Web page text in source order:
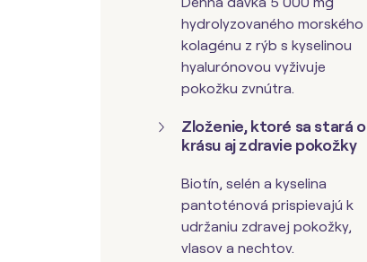
hydrolyzovaného morského
kolagénu z rýb s kyselinou
hyalurónovou vyživuje
pokožku zvnútra.
Zloženie, ktoré sa stará o
krásu aj zdravie pokožky
Biotín, selén a kyselina
pantoténová prispievajú k
udržaniu zdravej pokožky,
vlasov a nechtov.